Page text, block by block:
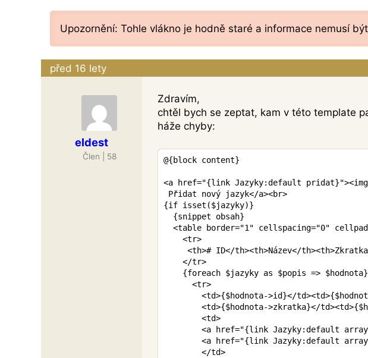
Upozornění: Tohle vlákno je hodně staré a informace nemusí
před 16 lety
eldest
Člen | 58
Zdravím,
chtěl bych se zeptat, kam v této template
háže chyby:
@{block content}
<a href="{link Jazyky:default pridat}"><img
Přidat nový jazyk</a><br>
{if isset ($jazyky)}
{snippet obsah}
<table border="1" cellspacing="0"
<tr>
<th># ID</th><th>Název</th><th>Zkratka
</tr>
{foreach $jazyky as $popis => $hodnota}
<tr>
<td>{$hodnota->id}</td><td>{
<td>{$hodnota->zkratka}</td><td>{
<td>
<a href="{link Jazyky:default array
<a href="{link Jazyky:default array
</td>